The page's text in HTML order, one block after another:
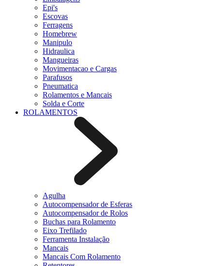
Epi's
Escovas
Ferragens
Homebrew
Manipulo
Hidraulica
Mangueiras
Movimentacao e Cargas
Parafusos
Pneumatica
Rolamentos e Mancais
Solda e Corte
ROLAMENTOS
Agulha
Autocompensador de Esferas
Autocompensador de Rolos
Buchas para Rolamento
Eixo Trefilado
Ferramenta Instalação
Mancais
Mancais Com Rolamento